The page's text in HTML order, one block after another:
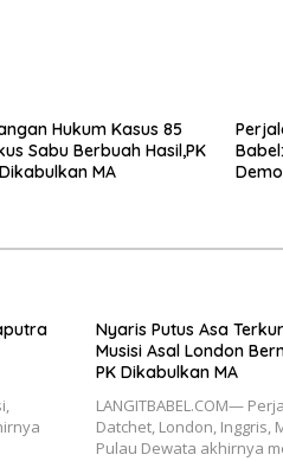
Hukum Kasus 85
Sabu Berbuah Hasil,PK
MA
Nyaris Putus Asa
Musisi Asal London
PK Dikabulkan MA
LANGITBABEL.COM—
Datchet, London, Inggris,
Pulau Dewata akhirnya